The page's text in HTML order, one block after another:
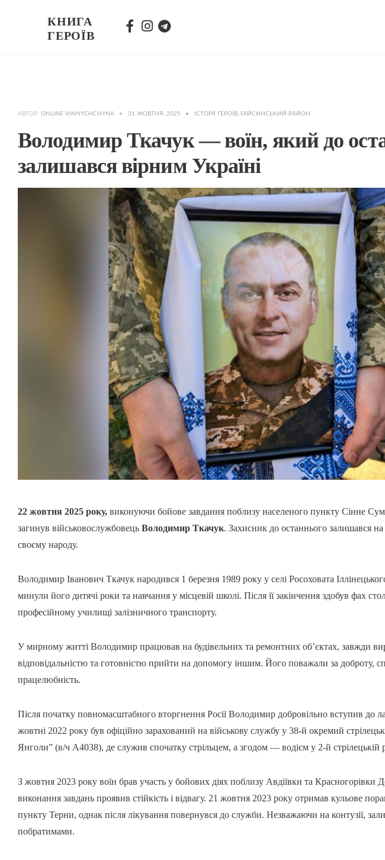
КНИГА
ГЕРОЇВ
АВТОР: ONLINE VINNYCHCHYNA • 31 ЖОВТНЯ, 2025 • ІСТОРІЇ ГЕРОЇВ, ГАЙСИНСЬКИЙ РАЙОН
Володимир Ткачук — воїн, який до
залишався вірним Україні
22 жовтня 2025 року, виконуючи бойове завдання поблизу населеного пункту Сінне
загинув військовослужбовець Володимир Ткачук. Захисник до останнього залишався на
своєму народу.
Володимир Іванович Ткачук народився 1 березня 1989 року у селі Росоховата
минули його дитячі роки та навчання у місцевій школі. Після її закінчення здобув фах
професійному училищі залізничного транспорту.
У мирному житті Володимир працював на будівельних та ремонтних об’єктах, завжди
відповідальністю та готовністю прийти на допомогу іншим. Його поважали за доброту,
працелюбність.
Після початку повномасштабного вторгнення Росії Володимир добровільно вступив до
жовтні 2022 року був офіційно зарахований на військову службу у 38-й окремий
Янголи” (в/ч А4038), де служив спочатку стрільцем, а згодом — водієм у 2-й стрілецькій
З жовтня 2023 року воїн брав участь у бойових діях поблизу Авдіївки та Красногорівки
виконання завдань проявив стійкість і відвагу. 21 жовтня 2023 року отримав кульове
пункту Терни, однак після лікування повернувся до служби. Незважаючи на контузії,
побратимами.